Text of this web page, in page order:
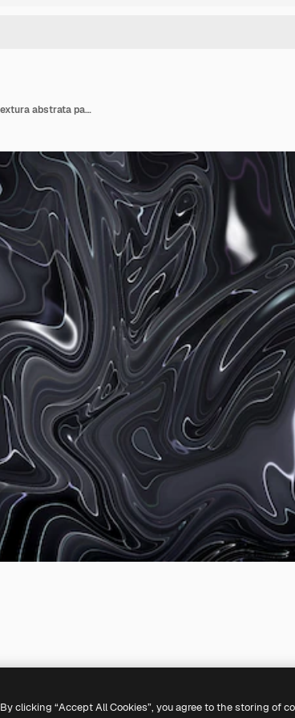
Pintura de mármore líquido textura de fundo pintura fluida textura abstrata papel de parede de mistura de cores intensiva
By clicking “Accept All Cookies”, you agree to the storing of